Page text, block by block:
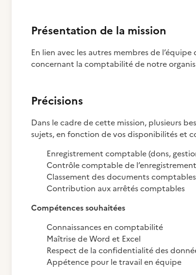
Présentation de la mission
En lien avec les autres membres de
concernant la comptabilité de notre
Précisions
Dans le cadre de cette mission, plusieurs
sujets, en fonction de vos disponibilités et
Enregistrement comptable (dons,
Contrôle comptable de
Classement des documents comptables
Contribution aux arrêtés comptables
Compétences souhaitées
Connaissances en comptabilité
Maîtrise de Word et Excel
Respect de la confidentialité des
Appétence pour le travail en équipe